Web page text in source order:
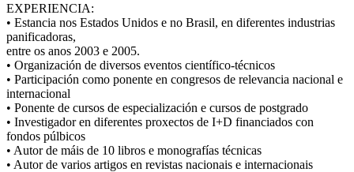
EXPERIENCIA:
• Estancia nos Estados Unidos e no Brasil, en diferentes industrias
panificadoras,
entre os anos 2003 e 2005.
• Organización de diversos eventos científico-técnicos
• Participación como ponente en congresos de relevancia nacional e
internacional
• Ponente de cursos de especialización e cursos de postgrado
• Investigador en diferentes proxectos de I+D financiados con
fondos púlbicos
• Autor de máis de 10 libros e monografías técnicas
• Autor de varios artigos en revistas nacionais e internacionais